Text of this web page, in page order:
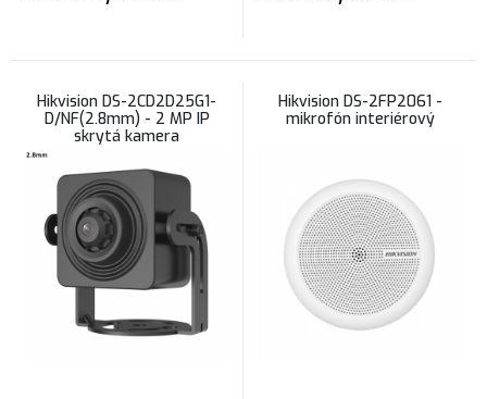
Hikvision DS-2CD2D25G1-
D/NF(2.8mm) - 2 MP IP
skrytá kamera
Hikvision DS-2FP2061 -
mikrofón interiérový